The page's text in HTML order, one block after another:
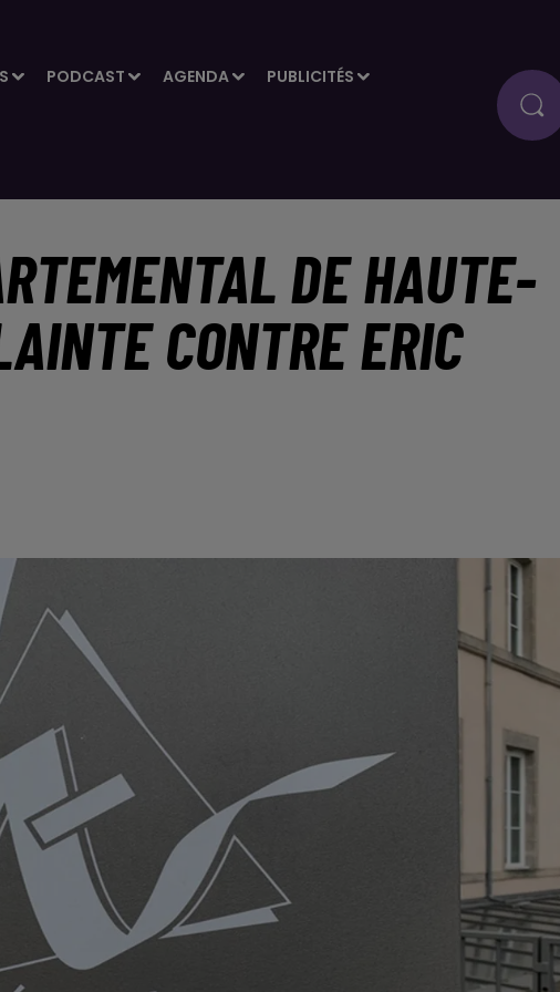
PODCAST AGENDA PUBLICITÉS
DE HAUTE-
CONTRE ERIC